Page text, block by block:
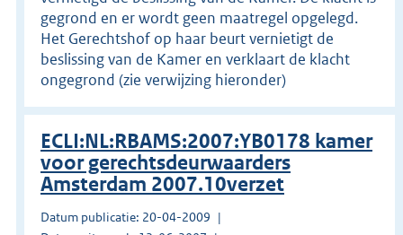
gegrond en er wordt geen maatregel opgelegd.
Het Gerechtshof op haar beurt vernietigt de
beslissing van de Kamer en verklaart de klacht
ongegrond (zie verwijzing hieronder)
ECLI:NL:RBAMS:2007:YB0178 kamer
voor gerechtsdeurwaarders
Amsterdam 2007.10verzet
Datum publicatie: 20-04-2009